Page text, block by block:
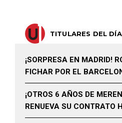
TITULARES DEL DÍA
¡SORPRESA EN MADRID!
FICHAR POR EL
¡OTROS 6 AÑOS DE
RENUEVA SU CONTRATO